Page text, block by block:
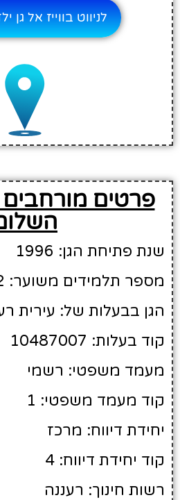
לניווט בווייז אל גן
פרטים מורחבים
שנת פתיחת הגן: 1996
מספר תלמידים משוער: 32 תלמידים
הגן בבעלות של: עירית
קוד בעלות: 10487007
מעמד משפטי: רשמי
קוד מעמד משפטי: 1
יחידת דיווח: מרכז
קוד יחידת דיווח: 4
רשות חינוך: רעננה